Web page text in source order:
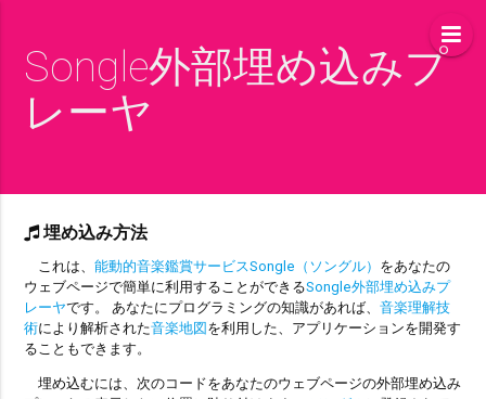
Songle外部埋め込みプ
レーヤ
埋め込み方法
これは、能動的音楽鑑賞サービスSongle（ソングル） をあなたの
ウェブページで簡単に利用することができるSongle外部埋め込みプ
レーヤです。 あなたにプログラミングの知識があれば、音楽理解技
術により解析された音楽地図を利用した、アプリケーションを開発す
ることもできます。
埋め込むには、次のコードをあなたのウェブページの外部埋め込み